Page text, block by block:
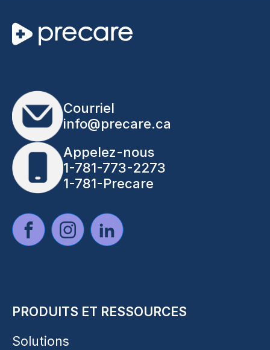
Courriel
info@precare.ca
Appelez-nous
1-781-773-2273
1-781-Precare
PRODUITS ET RESSOURCES
Solutions